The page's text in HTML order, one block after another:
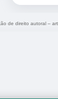
de direito autoral –